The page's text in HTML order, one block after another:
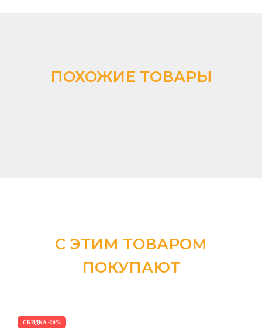
ПОХОЖИЕ ТОВАРЫ
С ЭТИМ ТОВАРОМ
ПОКУПАЮТ
СКИДКА -20%